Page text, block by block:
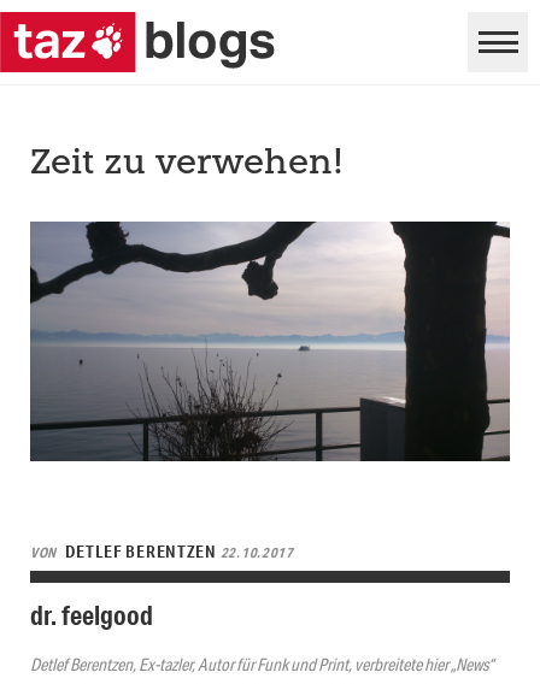
Zeit zu verwehen!
VON DETLEF BERENTZEN 22.10.2017
dr. feelgood
Detlef Berentzen, Ex-tazler, Autor für Funk und Print, verbreitete hier „News“